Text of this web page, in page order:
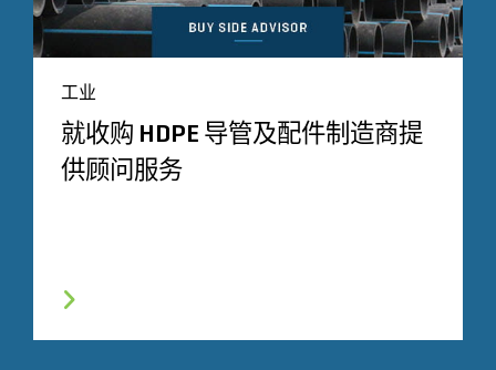
工业
就收购 HDPE 导管及配件制造商提
供顾问服务